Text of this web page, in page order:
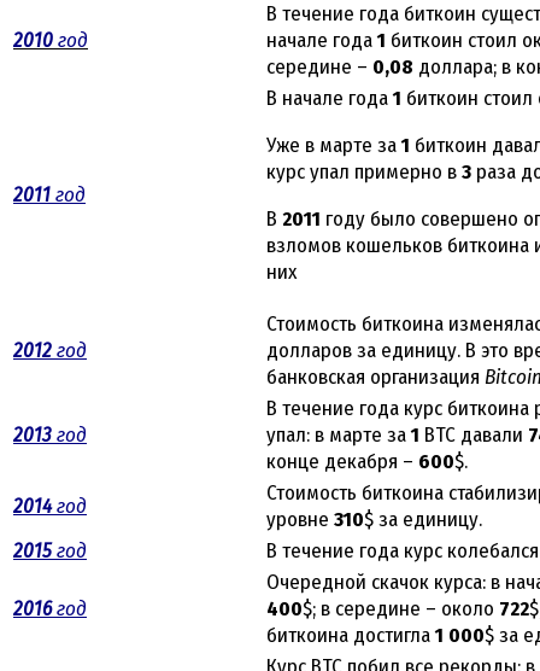
2010год
В течение года биткоин
начале года1 биткоин стоил
середине – 0,08 доллара; в
2011год
В начале года1 биткоин
Уже в марте за1 биткоин
курс упал примерно в3 раза
В 2011 году было совершено
взломов кошельков биткоина
них
2012год
Стоимость биткоина
долларов за единицу. В это
банковская организация
2013год
В течение года курс
упал: в марте за1 BTC давали
конце декабря – 600$.
2014год
Стоимость биткоина
уровне 310$ за единицу.
2015год В течение года курс
2016год
Очередной скачок курса: в
400$; в середине – около 722
биткоина достигла1 000$ за